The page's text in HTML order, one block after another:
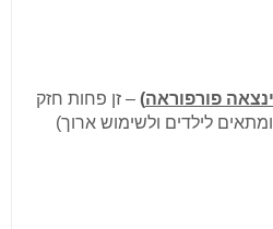
פורפוראה)
– זן פחות חזק
ומתאים לילדים ולשימוש ארוך)